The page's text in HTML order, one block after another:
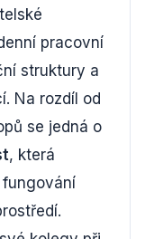
pracovní
struktury a
Na rozdíl od
se jedná o
, která